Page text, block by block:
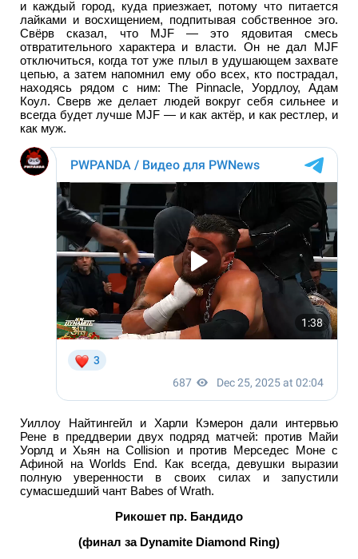
и каждый город, куда приезжает, потому что питается
лайками и восхищением, подпитывая собственное эго.
Свёрв сказал, что MJF — это ядовитая смесь
отвратительного характера и власти. Он не дал MJF
отключиться, когда тот уже плыл в удушающем захвате
цепью, а затем напомнил ему обо всех, кто пострадал,
находясь рядом с ним: The Pinnacle, Уордлоу, Адам
Коул. Сверв же делает людей вокруг себя сильнее и
всегда будет лучше MJF — и как актёр, и как рестлер, и
как муж.
Уиллоу Найтингейл и Харли Кэмерон дали интервью
Рене в преддверии двух подряд матчей: против Майи
Уорлд и Хьян на Collision и против Мерседес Моне с
Афиной на Worlds End. Как всегда, девушки выразии
полную уверенности в своих силах и запустили
сумасшедший чант Babes of Wrath.
Рикошет пр. Бандидо
(финал за Dynamite Diamond Ring)